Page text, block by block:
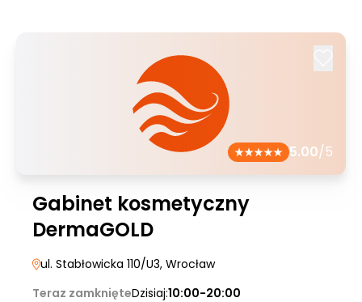
5.00/5
Gabinet kosmetyczny
DermaGOLD
ul. Stabłowicka 110/U3, Wrocław
Teraz zamknięteDzisiaj:10:00-20:00